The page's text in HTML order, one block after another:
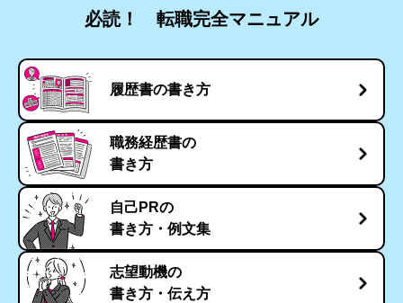
必読！ 転職完全マニュアル
履歴書の書き方
職務経歴書の
書き方
自己PRの
書き方・例文集
志望動機の
書き方・伝え方